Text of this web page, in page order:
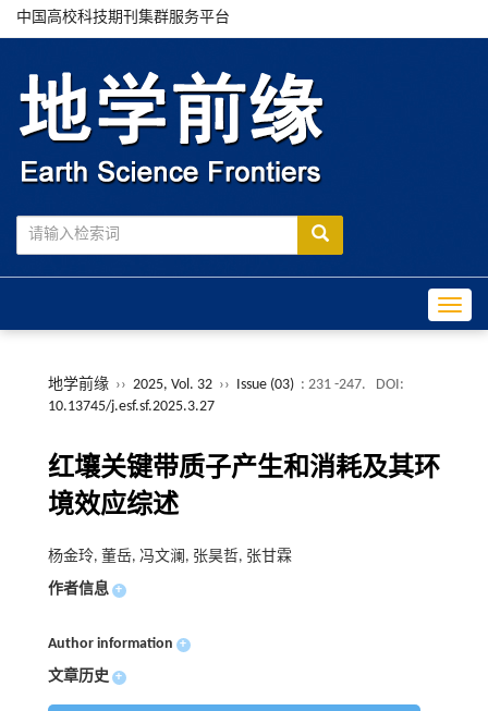
中国高校科技期刊集群服务平台
地学前缘 ›› 2025, Vol. 32 ›› Issue (03) : 231 -247.
DOI:
10.13745/j.esf.sf.2025.3.27
红壤关键带质子产生和消耗及其环
境效应综述
杨金玲, 董岳, 冯文澜, 张昊哲, 张甘霖
作者信息 +
Author information +
文章历史 +